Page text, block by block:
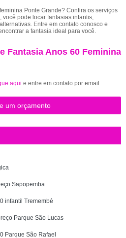
Ponte Grande? Confira os serviços
pode locar fantasias infantis,
Entre em contato conosco e
a fantasia ideal para você.
Fantasia Anos 60 Feminina
aqui e entre em contato por email.
um orçamento
Sapopemba
infantil Tremembé
Parque São Lucas
Parque São Rafael